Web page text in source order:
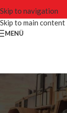
Skip to navigation
Skip to main content
MENÜ
Ana Sayfa Shop